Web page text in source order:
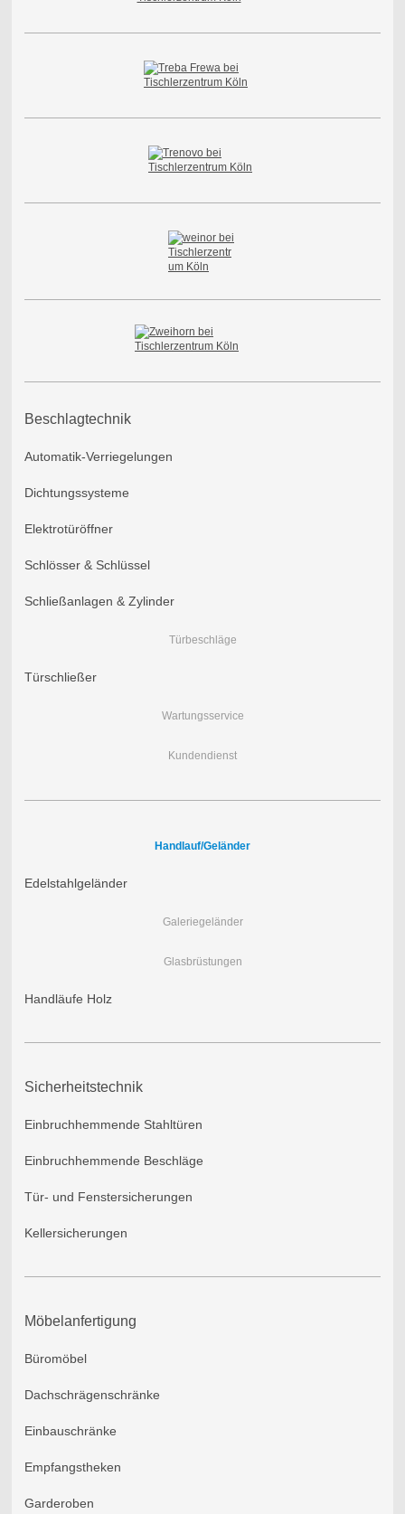
Beschlagtechnik
Automatik-Verriegelungen
Dichtungssysteme
Elektrotüröffner
Schlösser & Schlüssel
Schließanlagen & Zylinder
Türbeschläge
Türschließer
Wartungsservice
Kundendienst
Handlauf/Geländer
Edelstahlgeländer
Galeriegeländer
Glasbrüstungen
Handläufe Holz
Sicherheitstechnik
Einbruchhemmende Stahltüren
Einbruchhemmende Beschläge
Tür- und Fenstersicherungen
Kellersicherungen
Möbelanfertigung
Büromöbel
Dachschrägenschränke
Einbauschränke
Empfangstheken
Garderoben